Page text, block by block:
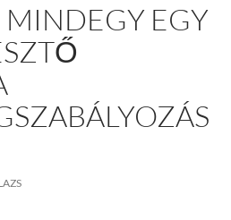
EGY